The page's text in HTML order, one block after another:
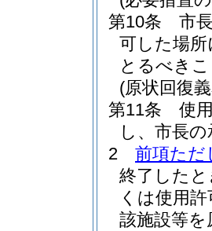
第10条
市
可した場
とるべき
(原状回復
第11条
使
し、市長
2
前項ただ
終了した
くは使用
該施設等